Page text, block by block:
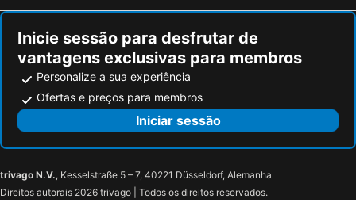
Inicie sessão para desfrutar de
vantagens exclusivas para membros
Personalize a sua experiência
Ofertas e preços para membros
Iniciar sessão
trivago N.V., Kesselstraße 5 – 7, 40221 Düsseldorf, Alemanha
Direitos autorais 2026 trivago | Todos os direitos reservados.